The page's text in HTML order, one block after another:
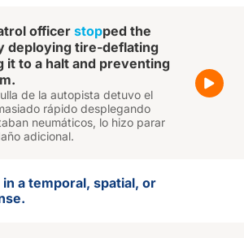
officer stopped the
deploying tire-deflating
it to a halt and preventing
de la autopista detuvo el
rápido desplegando
neumáticos, lo hizo parar
adicional.
a temporal, spatial, or